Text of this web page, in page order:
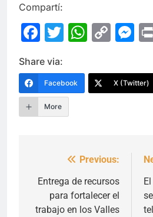
Compartí:
Facebook
Twitter
Share via:
Facebook X (Twitter)
More
Navegación
de
entradas
Previous:
Entrega de recursos
para fortalecer el
trabajo en los Valles